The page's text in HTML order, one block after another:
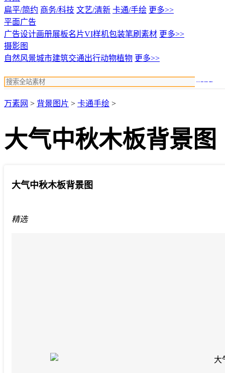
扁平/简约 商务/科技 文艺/清新 卡通/手绘 更多>>
平面广告
广告设计画册展板名片VI样机包装笔刷素材 更多>>
摄影图
自然风景城市建筑交通出行动物植物 更多>>
万素网 > 背景图片 > 卡通手绘 >
大气中秋木板背景图
大气中秋木板背景图
精选